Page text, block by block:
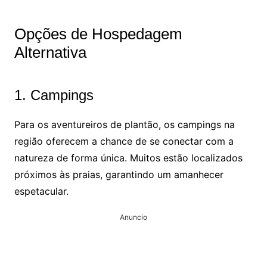
Opções de Hospedagem
Alternativa
1. Campings
Para os aventureiros de plantão, os campings na
região oferecem a chance de se conectar com a
natureza de forma única. Muitos estão localizados
próximos às praias, garantindo um amanhecer
espetacular.
Anuncio